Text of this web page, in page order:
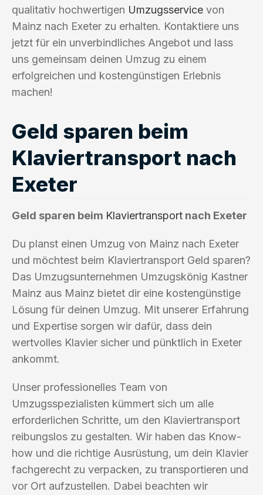
qualitativ hochwertigen Umzugsservice von
Mainz nach Exeter zu erhalten. Kontaktiere uns
jetzt für ein unverbindliches Angebot und lass
uns gemeinsam deinen Umzug zu einem
erfolgreichen und kostengünstigen Erlebnis
machen!
Geld sparen beim
Klaviertransport nach
Exeter
Geld sparen beim Klaviertransport nach Exeter
Du planst einen Umzug von Mainz nach Exeter
und möchtest beim Klaviertransport Geld sparen?
Das Umzugsunternehmen Umzugskönig Kastner
Mainz aus Mainz bietet dir eine kostengünstige
Lösung für deinen Umzug. Mit unserer Erfahrung
und Expertise sorgen wir dafür, dass dein
wertvolles Klavier sicher und pünktlich in Exeter
ankommt.
Unser professionelles Team von
Umzugsspezialisten kümmert sich um alle
erforderlichen Schritte, um den Klaviertransport
reibungslos zu gestalten. Wir haben das Know-
how und die richtige Ausrüstung, um dein Klavier
fachgerecht zu verpacken, zu transportieren und
vor Ort aufzustellen. Dabei beachten wir